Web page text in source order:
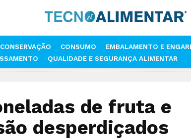
CONSERVAÇÃO CONSUMO
EMBALAMENTO E
QUALIDADE E SEGURANÇA ALIMENTAR
TONELADAS DE FRUTA E LEGUMES ‘FEIOS’ SÃO
de fruta e
desperdiçados